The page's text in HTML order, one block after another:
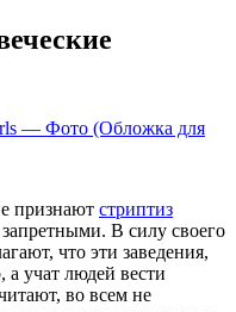
признают стриптиз
В силу своего
что эти заведения,
а учат людей вести
во всем не